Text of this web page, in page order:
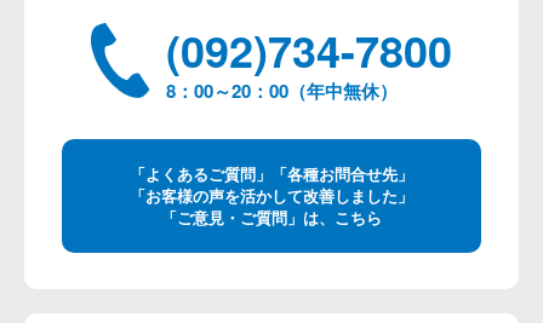
(092)734-7800
8：00～20：00（年中無休）
「よくあるご質問」「各種お問合せ先」
「お客様の声を活かして改善しました」
「ご意見・ご質問」は、こちら